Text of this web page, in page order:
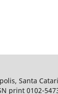
Santa
print 0102-